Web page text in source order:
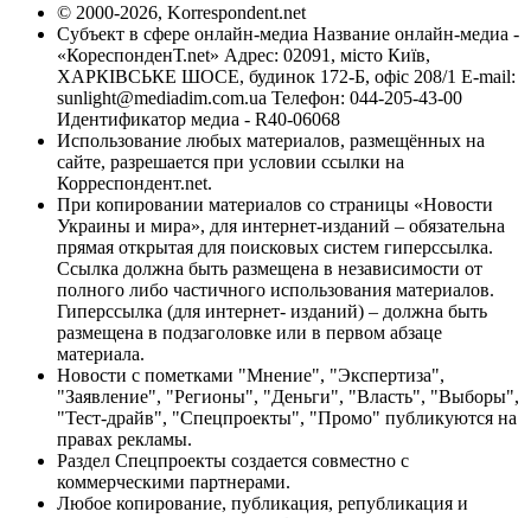
© 2000-2026, Korrespondent.net
Субъект в сфере онлайн-медиа Название онлайн-медиа -
«КореспонденТ.net» Адрес: 02091, місто Київ,
ХАРКІВСЬКЕ ШОСЕ, будинок 172-Б, офіс 208/1 E-mail:
sunlight@mediadim.com.ua Телефон: 044-205-43-00
Идентификатор медиа - R40-06068
Использование любых материалов, размещённых на
сайте, разрешается при условии ссылки на
Корреспондент.net.
При копировании материалов со страницы «Новости
Украины и мира», для интернет-изданий – обязательна
прямая открытая для поисковых систем гиперссылка.
Ссылка должна быть размещена в независимости от
полного либо частичного использования материалов.
Гиперссылка (для интернет- изданий) – должна быть
размещена в подзаголовке или в первом абзаце
материала.
Новости с пометками "Мнение", "Экспертиза",
"Заявление", "Регионы", "Деньги", "Власть", "Выборы",
"Тест-драйв", "Спецпроекты", "Промо" публикуются на
правах рекламы.
Раздел Спецпроекты создается совместно с
коммерческими партнерами.
Любое копирование, публикация, републикация и